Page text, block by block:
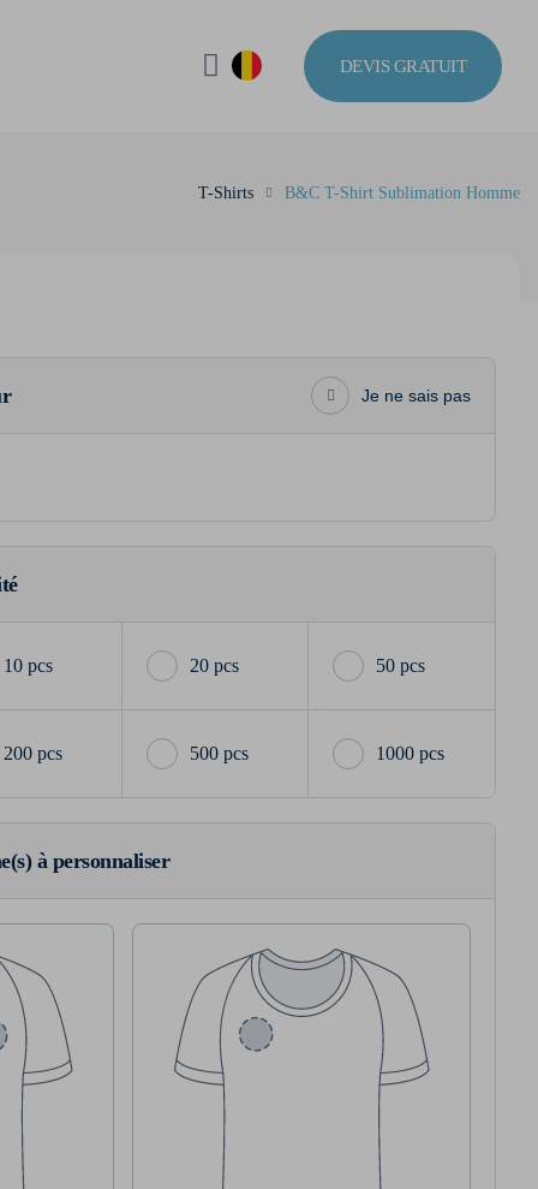
DEVIS GRATUIT
T-Shirts B&C T-Shirt Sublimation Homme
Je ne sais pas
10 pcs 20 pcs 50 pcs
200 pcs 500 pcs 1000 pcs
à personnaliser